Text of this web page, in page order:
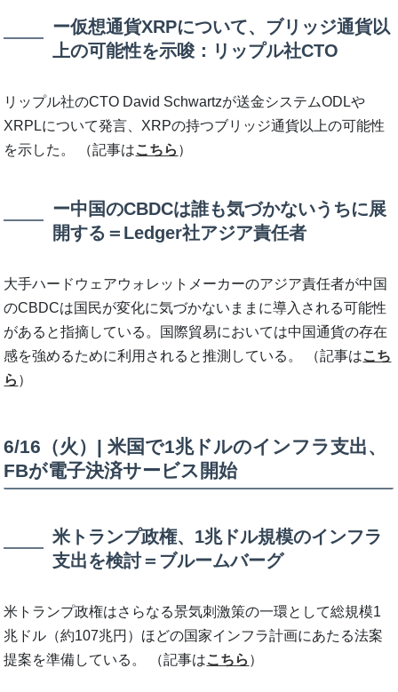
ー仮想通貨XRPについて、ブリッジ通貨以
上の可能性を示唆：リップル社CTO
リップル社のCTO David Schwartzが送金システムODLや
XRPLについて発言、XRPの持つブリッジ通貨以上の可能性
を示した。 （記事はこちら ）
ー中国のCBDCは誰も気づかないうちに展
開する＝Ledger社アジア責任者
大手ハードウェアウォレットメーカーのアジア責任者が中国
のCBDCは国民が変化に気づかないままに導入される可能性
があると指摘している。国際貿易においては中国通貨の存在
感を強めるために利用されると推測している。 （記事はこち
ら ）
6/16（火）| 米国で1兆ドルのインフラ支出、
FBが電子決済サービス開始
米トランプ政権、1兆ドル規模のインフラ
支出を検討＝ブルームバーグ
米トランプ政権はさらなる景気刺激策の一環として総規模1
兆ドル（約107兆円）ほどの国家インフラ計画にあたる法案
提案を準備している。 （記事はこちら ）